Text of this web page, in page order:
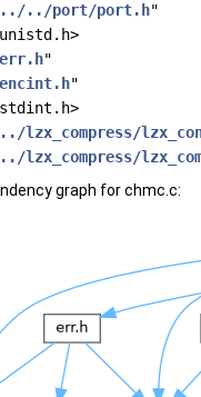
../../port/port.h"
err.h"
encint.h"
../lzx_compress/
../lzx_compress/
graph for chmc.c: